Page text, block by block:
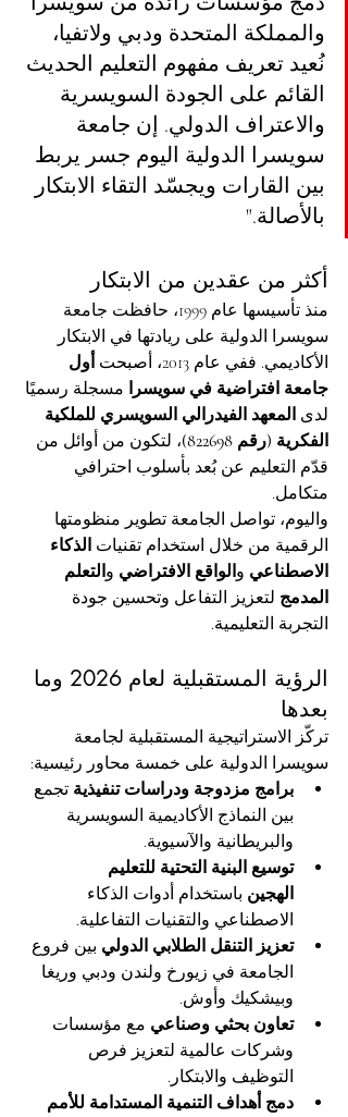
والمملكة المتحدة ودبي ولاتفيا،
نُعيد تعريف مفهوم التعليم الحديث
القائم على الجودة السويسرية
والاعتراف الدولي. إن جامعة
سويسرا الدولية اليوم جسر يربط
بين القارات ويجسّد التقاء الابتكار
بالأصالة."
أكثر من عقدين من الابتكار
منذ تأسيسها عام 1999، حافظت جامعة
سويسرا الدولية على ريادتها في الابتكار
الأكاديمي. ففي عام 2013، أصبحت
أول
جامعة افتراضية في سويسرا مسجلة رسميًا
لدى المعهد الفيدرالي السويسري للملكية
الفكرية (رقم 822698)
، لتكون من أوائل من
قدّم التعليم عن بُعد بأسلوب احترافي
متكامل.
واليوم، تواصل الجامعة تطوير منظومتها
الرقمية من خلال استخدام تقنيات الذكاء
الاصطناعي والواقع الافتراضي والتعلم
المدمج لتعزيز التفاعل وتحسين جودة
التجربة التعليمية.
الرؤية المستقبلية لعام 2026 وما
بعدها
تركّز الاستراتيجية المستقبلية لجامعة
سويسرا الدولية على خمسة محاور رئيسية:
برامج مزدوجة ودراسات تنفيذية تجمع
بين النماذج الأكاديمية السويسرية
والبريطانية والآسيوية.
توسيع البنية التحتية للتعليم
الهجين باستخدام أدوات الذكاء
الاصطناعي والتقنيات التفاعلية.
تعزيز التنقل الطلابي الدولي بين فروع
الجامعة في زيورخ ولندن ودبي وريغا
وبيشكيك وأوش.
تعاون بحثي وصناعي مع مؤسسات
وشركات عالمية لتعزيز فرص
التوظيف والابتكار.
دمج أهداف التنمية المستدامة للأمم